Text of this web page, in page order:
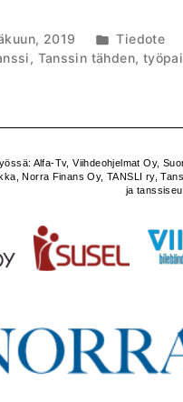
2019
Julkaistu
Tiedote
, Tanssin tähden,
Alfa-Tv, Viihdeohjelmat Oy,
Norra Finans Oy, TANSLI ry,
ja